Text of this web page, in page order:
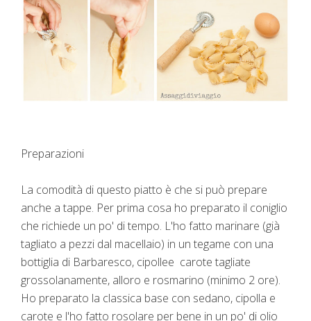
Preparazioni
La comodità di questo piatto è che si può prepare
anche a tappe. Per prima cosa ho preparato il coniglio
che richiede un po' di tempo. L'ho fatto marinare (già
tagliato a pezzi dal macellaio) in un tegame con una
bottiglia di Barbaresco, cipollee carote tagliate
grossolanamente, alloro e rosmarino (minimo 2 ore).
Ho preparato la classica base con sedano, cipolla e
carote e l'ho fatto rosolare per bene in un po' di olio